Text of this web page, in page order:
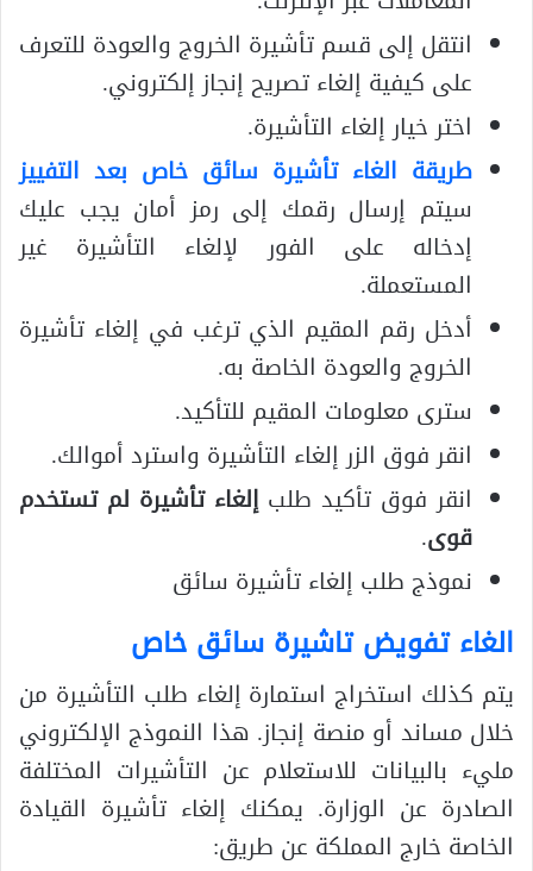
انتقل إلى قسم تأشيرة الخروج والعودة للتعرف
على كيفية إلغاء تصريح إنجاز إلكتروني.
اختر خيار إلغاء التأشيرة.
طريقة الغاء تأشيرة سائق خاص بعد التفييز
سيتم إرسال رقمك إلى رمز أمان يجب عليك
إدخاله على الفور لإلغاء التأشيرة غير
المستعملة.
أدخل رقم المقيم الذي ترغب في إلغاء تأشيرة
الخروج والعودة الخاصة به.
سترى معلومات المقيم للتأكيد.
انقر فوق الزر إلغاء التأشيرة واسترد أموالك.
انقر فوق تأكيد طلبإلغاء تأشيرة لم تستخدم
قوى.
نموذج طلب إلغاء تأشيرة سائق
الغاء تفويض تاشيرة سائق خاص
يتم كذلك استخراج استمارة إلغاء طلب التأشيرة من
خلال مساند أو منصة إنجاز. هذا النموذج الإلكتروني
مليء بالبيانات للاستعلام عن التأشيرات المختلفة
الصادرة عن الوزارة. يمكنك إلغاء تأشيرة القيادة
الخاصة خارج المملكة عن طريق: